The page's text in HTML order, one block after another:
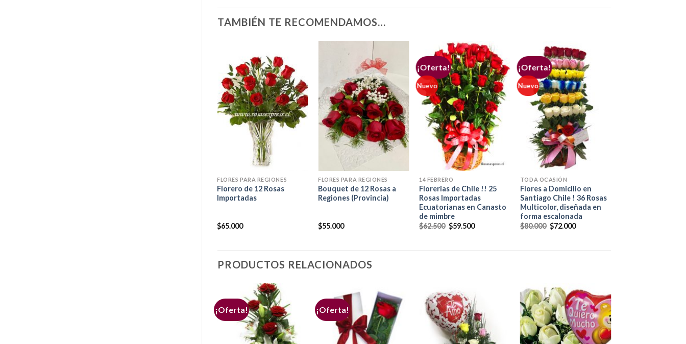
TAMBIÉN TE RECOMENDAMOS…
FLORES PARA REGIONES
Florero de 12 Rosas
Importadas
$65.000
FLORES PARA REGIONES
Bouquet de 12 Rosas a
Regiones (Provincia)
$55.000
¡Oferta!
Nuevo
14 FEBRERO
Florerias de Chile !! 25
Rosas Importadas
Ecuatorianas en Canasto
de mimbre
$62.500 $59.500
¡Oferta!
Nuevo
TODA OCASIÓN
Flores a Domicilio en
Santiago Chile ! 36 Rosas
Multicolor, diseñada en
forma escalonada
$80.000 $72.000
PRODUCTOS RELACIONADOS
¡Oferta! ¡Oferta!